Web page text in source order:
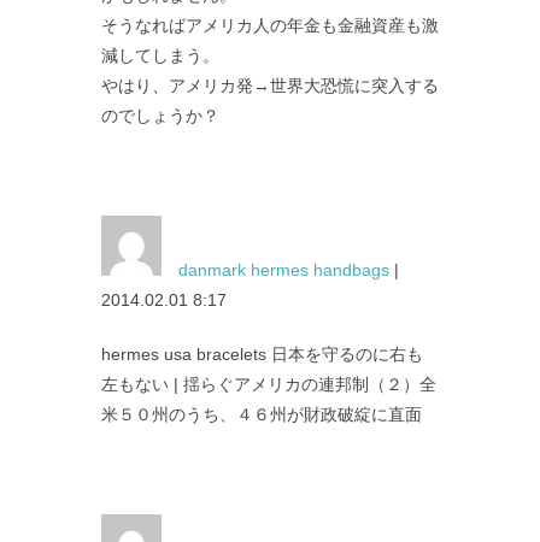
そうなればアメリカ人の年金も金融資産も激
減してしまう。
やはり、アメリカ発→世界大恐慌に突入する
のでしょうか？
danmark hermes handbags |
2014.02.01 8:17
hermes usa bracelets 日本を守るのに右も
左もない | 揺らぐアメリカの連邦制（２）全
米５０州のうち、４６州が財政破綻に直面